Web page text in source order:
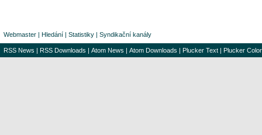
Webmaster | Hledání | Statistiky | Syndikační kanály
RSS News | RSS Downloads | Atom News | Atom Downloads | Plucker Text | Plucker Color